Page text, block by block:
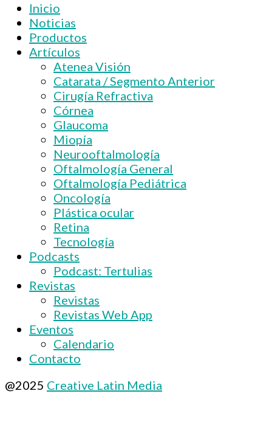
Inicio
Noticias
Productos
Artículos
Atenea Visión
Catarata / Segmento Anterior
Cirugía Refractiva
Córnea
Glaucoma
Miopía
Neurooftalmología
Oftalmología General
Oftalmología Pediátrica
Oncología
Plástica ocular
Retina
Tecnología
Podcasts
Podcast: Tertulias
Revistas
Revistas
Revistas Web App
Eventos
Calendario
Contacto
@2025 Creative Latin Media